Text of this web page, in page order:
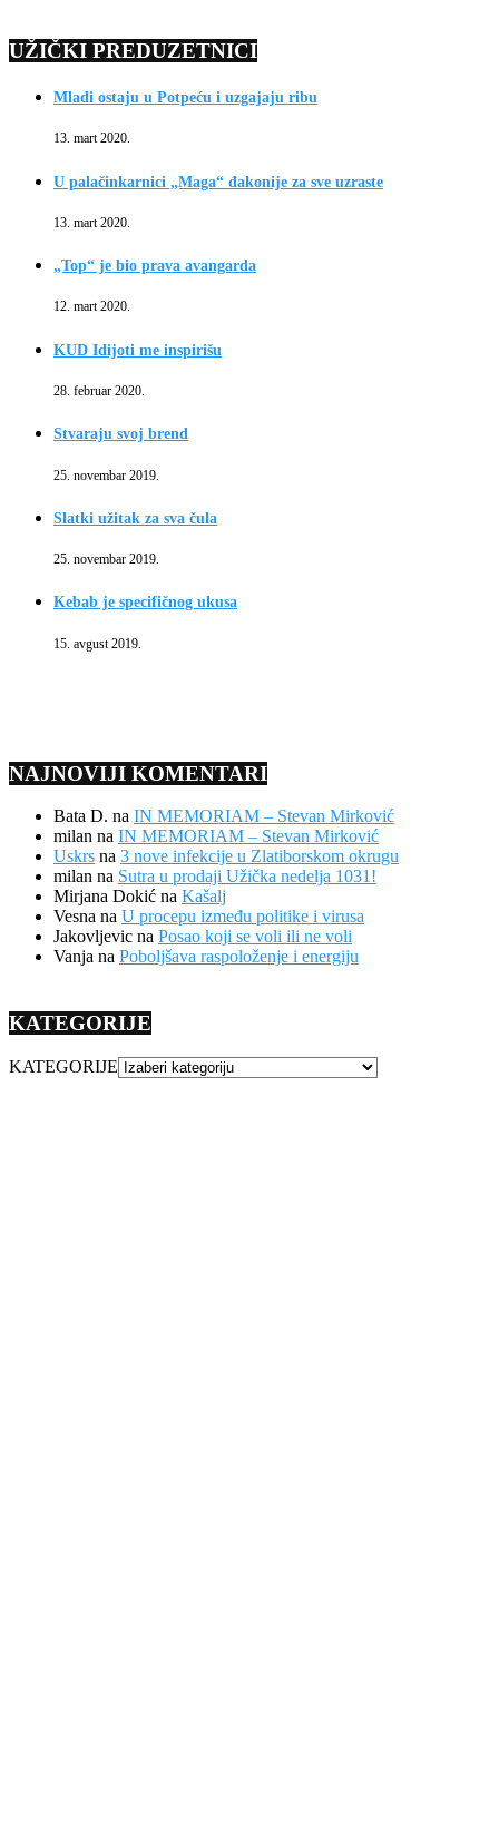
UŽIČKI PREDUZETNICI
Mladi ostaju u Potpeću i uzgajaju ribu
13. mart 2020.
U palačinkarnici „Maga“ đakonije za sve uzraste
13. mart 2020.
„Top“ je bio prava avangarda
12. mart 2020.
KUD Idijoti me inspirišu
28. februar 2020.
Stvaraju svoj brend
25. novembar 2019.
Slatki užitak za sva čula
25. novembar 2019.
Kebab je specifičnog ukusa
15. avgust 2019.
NAJNOVIJI KOMENTARI
Bata D. na IN MEMORIAM – Stevan Mirković
milan na IN MEMORIAM – Stevan Mirković
Uskrs na 3 nove infekcije u Zlatiborskom okrugu
milan na Sutra u prodaji Užička nedelja 1031!
Mirjana Dokić na Kašalj
Vesna na U procepu između politike i virusa
Jakovljevic na Posao koji se voli ili ne voli
Vanja na Poboljšava raspoloženje i energiju
KATEGORIJE
KATEGORIJE